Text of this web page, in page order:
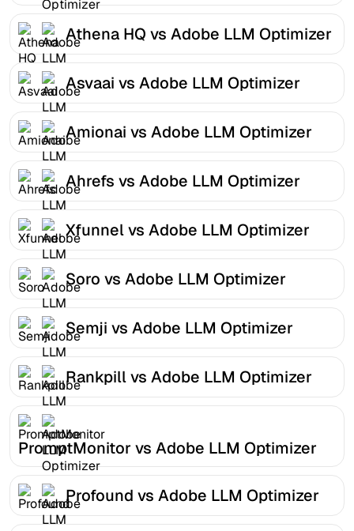
Athena HQ vs Adobe LLM Optimizer
Asvaai vs Adobe LLM Optimizer
Amionai vs Adobe LLM Optimizer
Ahrefs vs Adobe LLM Optimizer
Xfunnel vs Adobe LLM Optimizer
Soro vs Adobe LLM Optimizer
Semji vs Adobe LLM Optimizer
Rankpill vs Adobe LLM Optimizer
PromptMonitor vs Adobe LLM Optimizer
Profound vs Adobe LLM Optimizer